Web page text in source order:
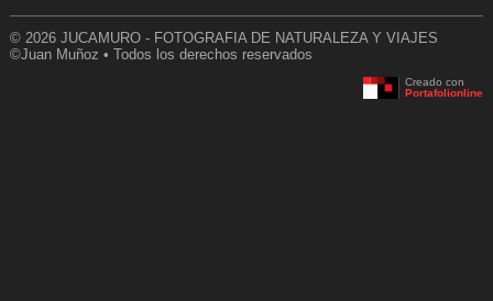
© 2026 JUCAMURO - FOTOGRAFIA DE NATURALEZA Y VIAJES
©Juan Muñoz • Todos los derechos reservados
Creado con
Portafolionline